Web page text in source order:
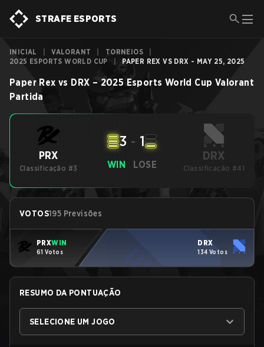
STRAFE ESPORTS
INICIAL VALORANT TORNEIOS
2025 ESPORTS WORLD CUP
PAPER REX VS DRX - MAY 25, 2025
Paper Rex vs DRX – 2025 Esports World Cup Valorant
Partida
PRX
Classificação #3 WIN
3 - 1
LOSE
DRX
Classificação #41
VOTOS195 Previsões
PRXWIN
61 Votos
DRX
134 Votos
RESUMO DA PONTUAÇÃO
SELECIONE UM JOGO